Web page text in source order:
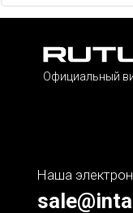
Официальный
Наша